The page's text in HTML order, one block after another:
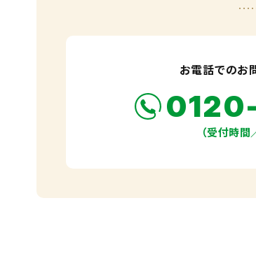
お電話でのお
（受付時